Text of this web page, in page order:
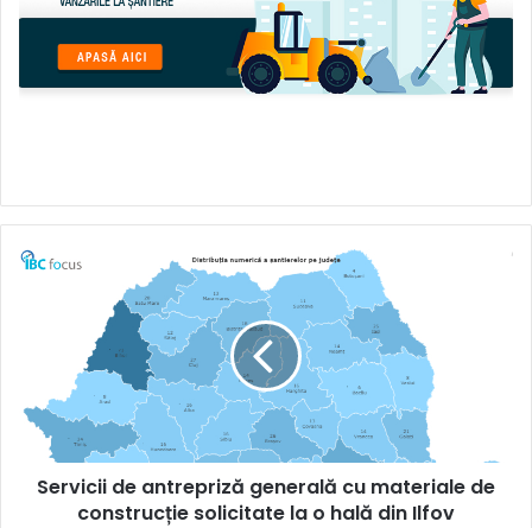
Servicii
materiale
de
construcție
solicitate
Servicii de antrepriză generală cu materiale de
construcție solicitate la o hală din Ilfov